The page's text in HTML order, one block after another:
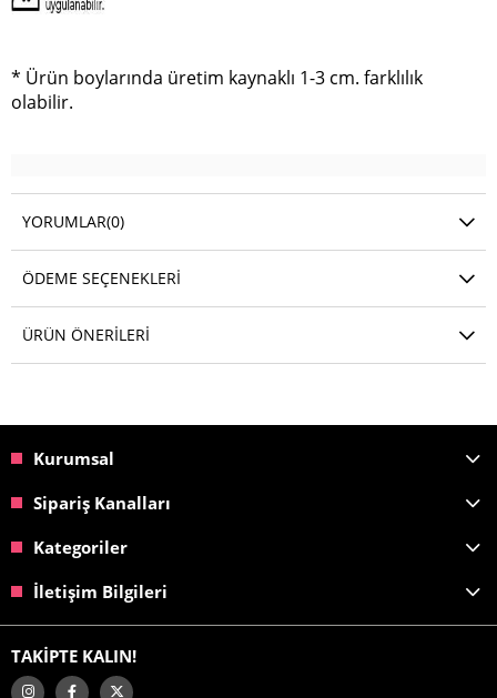
* Ürün boylarında üretim kaynaklı 1-3 cm. farklılık
olabilir.
YORUMLAR(0)
ÖDEME SEÇENEKLERI
ÜRÜN ÖNERILERI
Kurumsal
Sipariş Kanalları
Kategoriler
İletişim Bilgileri
TAKİPTE KALIN!